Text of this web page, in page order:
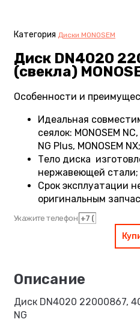
Категория Диски MONOSEM
Диск DN4020
(свекла)
Особенности и
Идеальная
сеялок: MONOSEM
NG Plus, MONOSEM NX;
Тело диска
нержавеющей стали;
Срок эксплуатации
оригинальным
Укажите телефон
Диск DN4020 22000867,
NG